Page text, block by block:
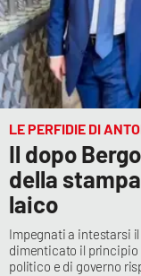
LE PERFIDIE DI
Il dopo
della
laico
Impegnati a intestarsi
dimenticato il principio
politico e di governo